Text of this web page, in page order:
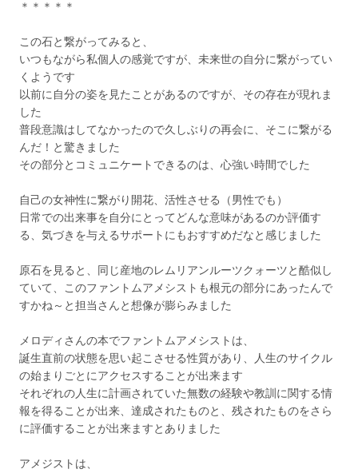
＊＊＊＊＊
この石と繋がってみると、
いつもながら私個人の感覚ですが、未来世の自分に繋がってい
くようです
以前に自分の姿を見たことがあるのですが、その存在が現れま
した
普段意識はしてなかったので久しぶりの再会に、そこに繋がる
んだ！と驚きました
その部分とコミュニケートできるのは、心強い時間でした
自己の女神性に繋がり開花、活性させる（男性でも）
日常での出来事を自分にとってどんな意味があるのか評価す
る、気づきを与えるサポートにもおすすめだなと感じました
原石を見ると、同じ産地のレムリアンルーツクォーツと酷似し
ていて、このファントムアメシストも根元の部分にあったんで
すかね～と担当さんと想像が膨らみました
メロディさんの本でファントムアメシストは、
誕生直前の状態を思い起こさせる性質があり、人生のサイクル
の始まりごとにアクセスすることが出来ます
それぞれの人生に計画されていた無数の経験や教訓に関する情
報を得ることが出来、達成されたものと、残されたものをさら
に評価することが出来ますとありました
アメジストは、